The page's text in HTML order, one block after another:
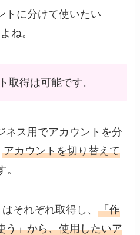
トに分けて使いたい
ね。
取得は可能です。
ネス用でアカウントを分
アカウントを切り替えて
それぞれ取得し、「作
う」から、使用したいア